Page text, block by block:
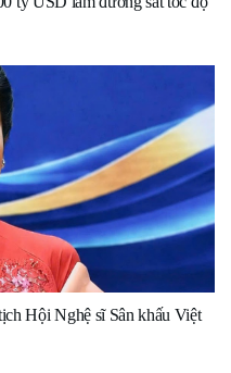
Hội Nghệ sĩ Sân khấu Việt